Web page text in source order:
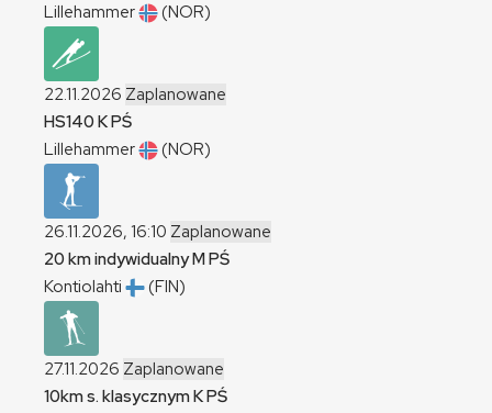
Lillehammer
(NOR)
22.11.2026 Zaplanowane
HS140KPŚ
Lillehammer
(NOR)
26.11.2026, 16:10 Zaplanowane
20 km indywidualnyMPŚ
Kontiolahti
(FIN)
27.11.2026 Zaplanowane
10km s. klasycznymKPŚ